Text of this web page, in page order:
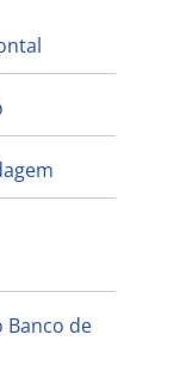
Banco de